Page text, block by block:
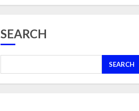
SEARCH
SEARCH